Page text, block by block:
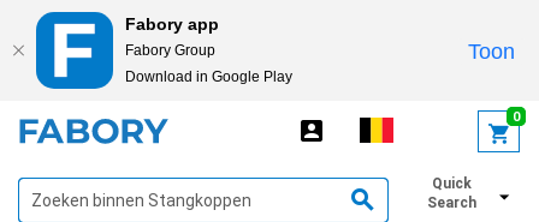
Fabory app
Fabory Group
Download in Google Play
Toon
0
Quick
Search
Toon filters